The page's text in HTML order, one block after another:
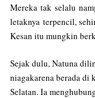
Mereka tak selalu
letaknya terpencil,
Kesan itu mungkin
Sejak dulu, Natuna
niagakarena berada di
Selatan. Ia